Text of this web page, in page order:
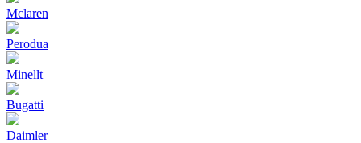
Mclaren
Perodua
Minellt
Bugatti
Daimler